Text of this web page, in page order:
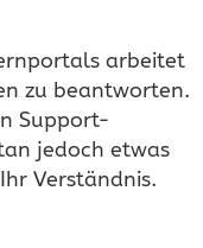
arbeitet
zu beantworten.
Support-
jedoch etwas
Verständnis.